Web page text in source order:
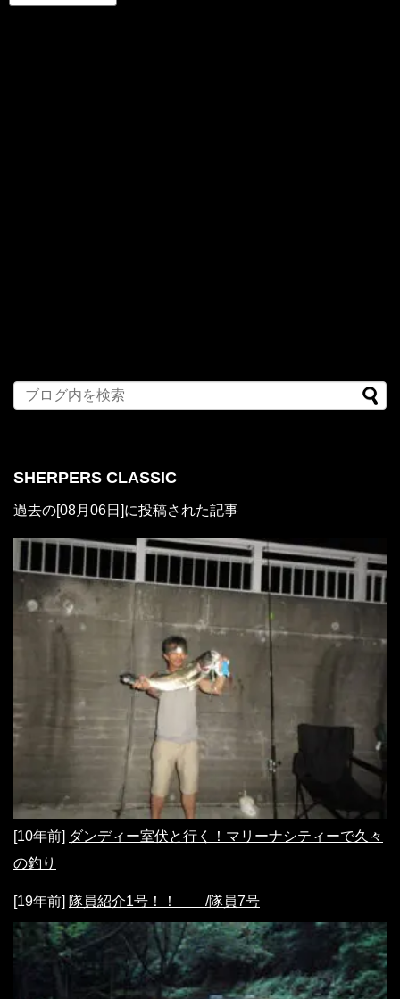
SHERPERS CLASSIC
過去の[08月06日]に投稿された記事
[10年前] ダンディー室伏と行く！マリーナシティーで久々
の釣り
[19年前] 隊員紹介1号！！ /隊員7号